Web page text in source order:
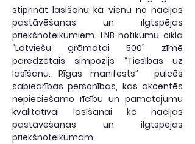
stiprināt lasīšanu kā vienu no nācijas
pastāvēšanas un ilgtspējas
priekšnoteikumiem. LNB notikumu cikla
“Latviešu grāmatai 500” zīmē
paredzētais simpozijs “Tiesības uz
lasīšanu. Rīgas manifests”  pulcēs
sabiedrības personības, kas akcentēs
nepieciešamo rīcību un pamatojumu
kvalitatīvai lasīšanai kā nācijas
pastāvēšanas un ilgtspējas
priekšnoteikumam.